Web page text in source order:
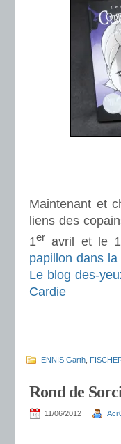
Maintenant et
liens des
1er avril et le 1
papillon dans la
Le blog des-
Cardie
ENNIS Garth
Rond de
11/06/2012